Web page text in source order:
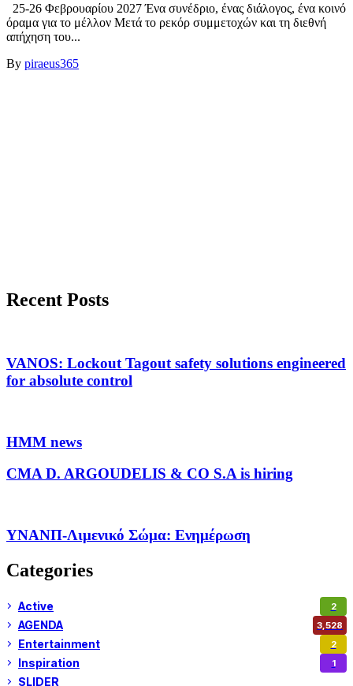
25-26 Φεβρουαρίου 2027 Ένα συνέδριο, ένας διάλογος, ένα κοινό
όραμα για το μέλλον Μετά το ρεκόρ συμμετοχών και τη διεθνή
απήχηση του...
By piraeus365
Recent Posts
VANOS: Lockout Tagout safety solutions engineered
for absolute control
HMM news
CMA D. ARGOUDELIS & CO S.A is hiring
ΥΝΑΝΠ-Λιμενικό Σώμα: Ενημέρωση
Categories
Active 2
AGENDA 3,528
Entertainment 2
Inspiration 1
SLIDER